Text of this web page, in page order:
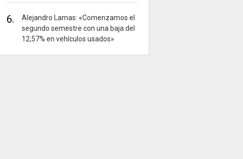
6.
Alejandro Lamas: «Comenzamos el
segundo semestre con una baja del
12,57% en vehículos usados»